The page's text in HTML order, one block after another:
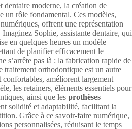
dentaire moderne, la création de
un rôle fondamental. Ces modèles,
offrent une représentation
Sophie, assistante dentaire, qui
en quelques heures un modèle
de planifier efficacement le
s’arrête pas là : la fabrication rapide de
traitement orthodontique est un autre
améliorent largement
les retainers, éléments essentiels pour
ainsi que les prothèses
solidité et adaptabilité, facilitant la
Grâce à ce savoir-faire numérique,
personnalisées, réduisant le temps